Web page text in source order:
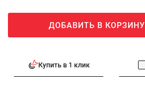
ДОБАВИТЬ В КОРЗИНУ
Купить в 1 клик